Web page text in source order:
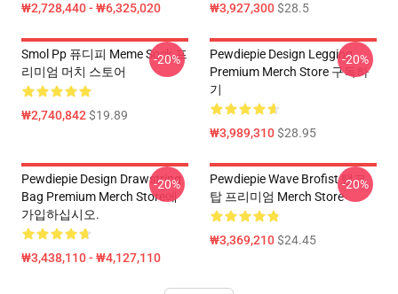
₩2,728,440 - ₩6,325,020 ₩3,927,300$28.5
Smol Pp 퓨디피 Meme Sock 프
리미엄 머치 스토어
₩2,740,842$19.89
-20%
Pewdiepie Design Legging
Premium Merch Store 구독하
기
₩3,989,310$28.95
-20%
Pewdiepie Design Drawstring
Bag Premium Merch Store에
가입하십시오.
₩3,438,110 - ₩4,127,110
-20%
Pewdiepie Wave Brofist 탱크
탑 프리미엄 Merch Store
₩3,369,210$24.45
-20%